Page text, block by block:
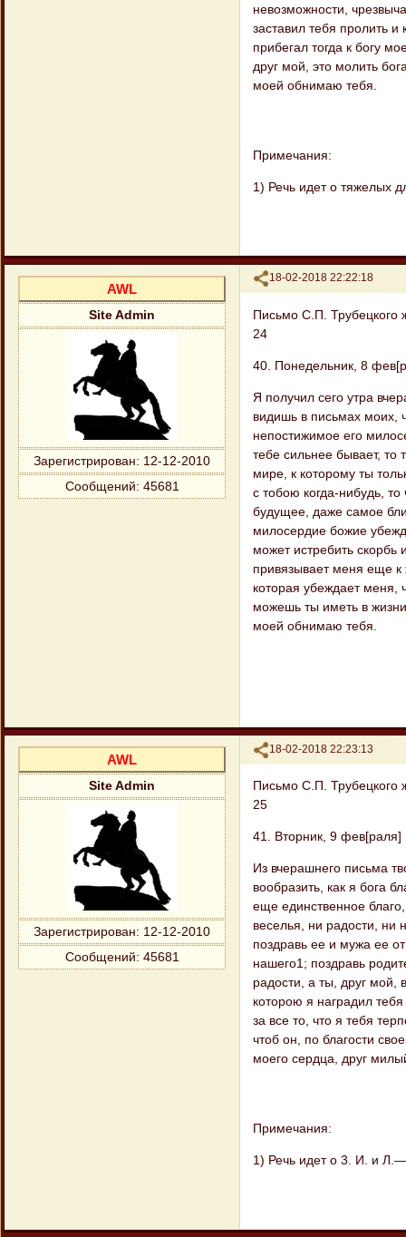
невозможности,
заставил тебя пролить
прибегал тогда к богу
друг мой, это молить
моей обнимаю тебя.
Примечания:
1) Речь идет о тяжелых
Поделиться
18-02-2018 22:22:18
AWL
Site Admin
Зарегистрирован: 12-12-2010
Сообщений: 45681
Письмо С.П. Трубецкого
24
40. Понедельник, 8
Я получил сего утра
видишь в письмах моих,
непостижимое его
тебе сильнее бывает, то
мире, к которому ты
с тобою когда-нибудь,
будущее, даже самое
милосердие божие
может истребить скорбь
привязывает меня еще
которая убеждает меня,
можешь ты иметь в
моей обнимаю тебя.
Поделиться
18-02-2018 22:23:13
AWL
Site Admin
Зарегистрирован: 12-12-2010
Сообщений: 45681
Письмо С.П. Трубецкого
25
41. Вторник, 9 фев[раля]
Из вчерашнего письма
вообразить, как я бога
еще единственное
веселья, ни радости, ни
поздравь ее и мужа ее
нашего1; поздравь
радости, а ты, друг мой,
которою я наградил
за все то, что я тебя
чтоб он, по благости
моего сердца, друг
Примечания:
1) Речь идет о 3. И. и